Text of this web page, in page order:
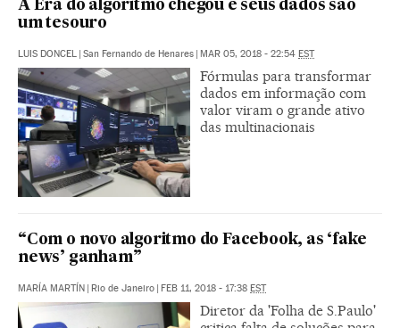
A Era do algoritmo chegou e seus dados são
um tesouro
LUIS DONCEL | San Fernando de Henares | MAR 05, 2018 - 22:54 EST
Fórmulas para transformar
dados em informação com
valor viram o grande ativo
das multinacionais
“Com o novo algoritmo do Facebook, as ‘fake
news’ ganham”
MARÍA MARTÍN | Rio de Janeiro | FEB 11, 2018 - 17:38 EST
Diretor da 'Folha de S.Paulo'